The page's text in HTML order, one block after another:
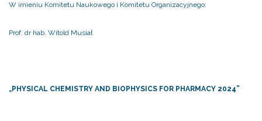
W imieniu Komitetu Naukowego i Komitetu Organizacyjnego:
Prof. dr hab. Witold Musiał
„PHYSICAL CHEMISTRY AND BIOPHYSICS FOR PHARMACY 2024”